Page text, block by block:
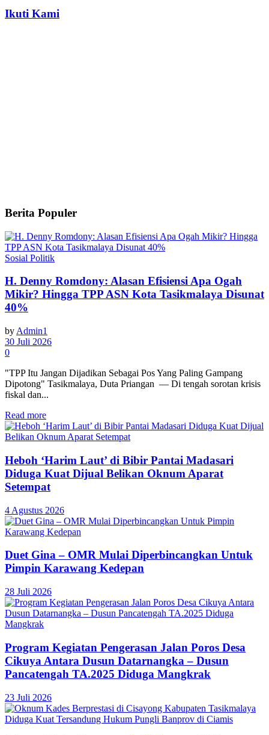
Ikuti Kami
Berita Populer
Sosial Politik
H. Denny Romdony: Alasan Efisiensi Apa Ogah
Mikir? Hingga TPP ASN Kota Tasikmalaya Disunat
40%
by Admin1
30 Juli 2026
0
"TPP Itu Jangan Dijadikan Sebagai Pos Yang Paling Gampang
Dipotong" Tasikmalaya, Duta Priangan — Di tengah sorotan krisis
fiskal dan...
Read more
Heboh ‘Harim Laut’ di Bibir Pantai Madasari
Diduga Kuat Dijual Belikan Oknum Aparat
Setempat
4 Agustus 2026
Duet Gina – OMR Mulai Diperbincangkan Untuk
Pimpin Karawang Kedepan
28 Juli 2026
Program Kegiatan Pengerasan Jalan Poros Desa
Cikuya Antara Dusun Datarnangka – Dusun
Pancatengah TA.2025 Diduga Mangkrak
23 Juli 2026